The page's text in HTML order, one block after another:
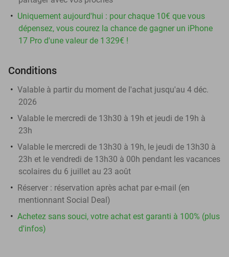
Uniquement aujourd'hui : pour chaque 10€ que vous
dépensez, vous courez la chance de gagner un iPhone
17 Pro d'une valeur de 1 329€ !
Conditions
Valable à partir du moment de l'achat jusqu'au 4 déc.
2026
Valable le mercredi de 13h30 à 19h et jeudi de 19h à
23h
Valable le mercredi de 13h30 à 19h, le jeudi de 13h30 à
23h et le vendredi de 13h30 à 00h pendant les vacances
scolaires du 6 juillet au 23 août
Réserver : réservation après achat par e-mail (en
mentionnant Social Deal)
Achetez sans souci, votre achat est garanti à 100% (plus
d'infos)